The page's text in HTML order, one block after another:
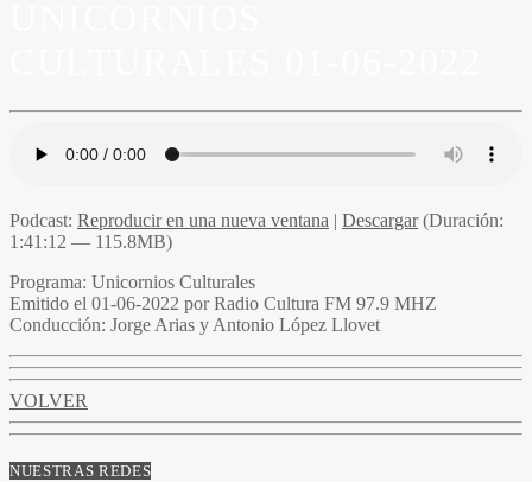
Podcast: Reproducir en una nueva ventana | Descargar(Duración:
1:41:12 — 115.8MB)
Programa: Unicornios Culturales
Emitido el 01-06-2022 por Radio Cultura FM 97.9 MHZ
Conducción: Jorge Arias y Antonio López Llovet
VOLVER
NUESTRAS REDES